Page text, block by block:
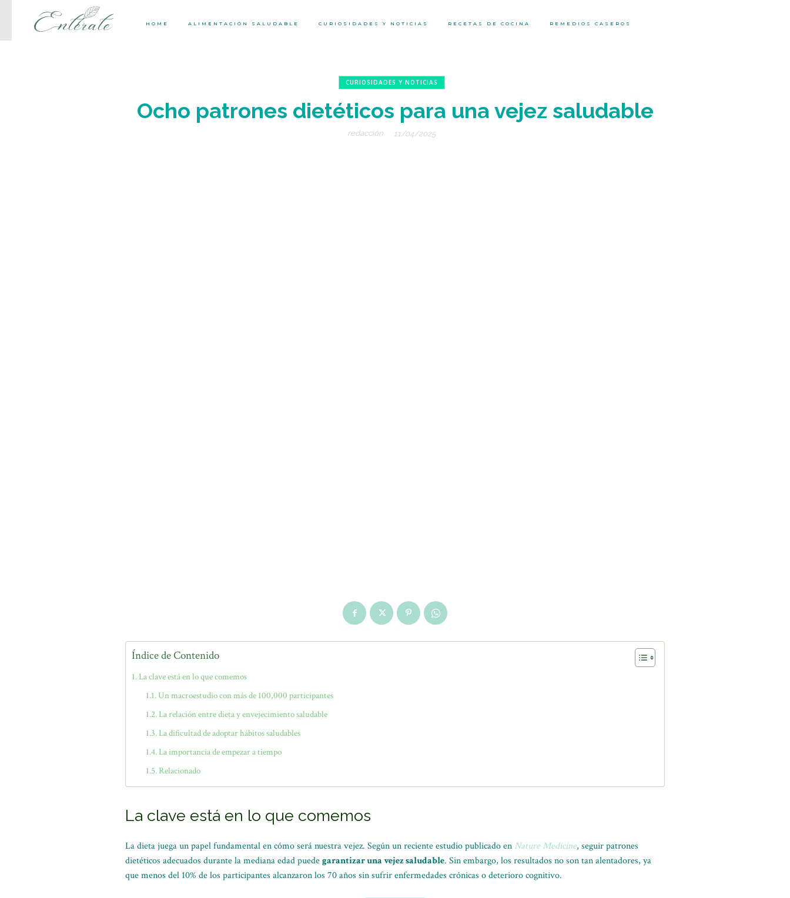
HOME ALIMENTACIÓN SALUDABLE CURIOSIDADES Y NOTICIAS RECETAS DE COCINA REMEDIOS CASEROS
CURIOSIDADES Y NOTICIAS
Ocho patrones dietéticos para una vejez saludable
redacción 11/04/2025
Índice de Contenido
La clave está en lo que comemos
Un macroestudio con más de 100,000 participantes
La relación entre dieta y envejecimiento saludable
La dificultad de adoptar hábitos saludables
La importancia de empezar a tiempo
Relacionado
La clave está en lo que comemos
La dieta juega un papel fundamental en cómo será nuestra vejez. Según un reciente estudio publicado en Nature Medicine, seguir patrones
dietéticos adecuados durante la mediana edad puedegarantizar una vejez saludable. Sin embargo, los resultados no son tan alentadores, ya
que menos del 10% de los participantes alcanzaron los 70 años sin sufrir enfermedades crónicas o deterioro cognitivo.